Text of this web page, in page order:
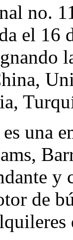
no.
el 16
una
y
de